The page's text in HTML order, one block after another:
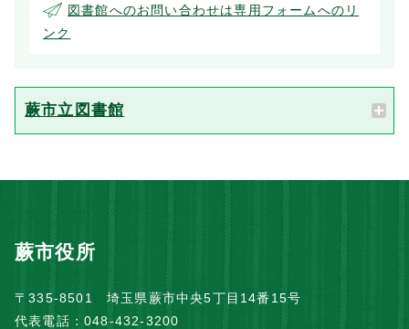
図書館へのお問い合わせは専用フォームへのリ
ンク
蕨市立図書館
蕨市役所
〒335-8501 埼玉県蕨市中央5丁目14番15号
代表電話：048-432-3200